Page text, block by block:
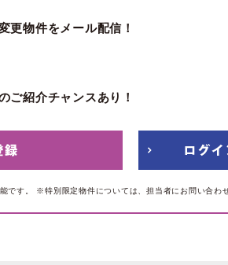
更物件をメール配信！
ご紹介チャンスあり！
です。 ※特別限定物件については、担当者にお問い合わ